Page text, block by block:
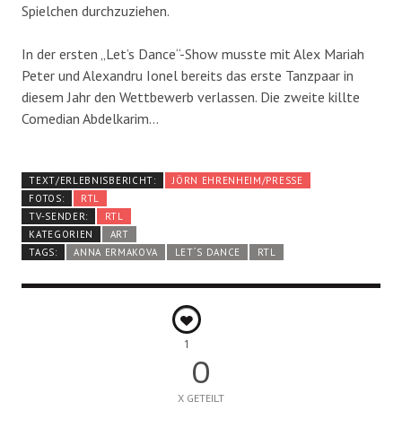
Spielchen durchzuziehen.
In der ersten „Let’s Dance“-Show musste mit Alex Mariah
Peter und Alexandru Ionel bereits das erste Tanzpaar in
diesem Jahr den Wettbewerb verlassen. Die zweite killte
Comedian Abdelkarim…
TEXT/ERLEBNISBERICHT:
JÖRN EHRENHEIM/PRESSE
FOTOS:
RTL
TV-SENDER:
RTL
KATEGORIEN
ART
TAGS:
ANNA ERMAKOVA LET´S DANCE RTL
1
0
X GETEILT